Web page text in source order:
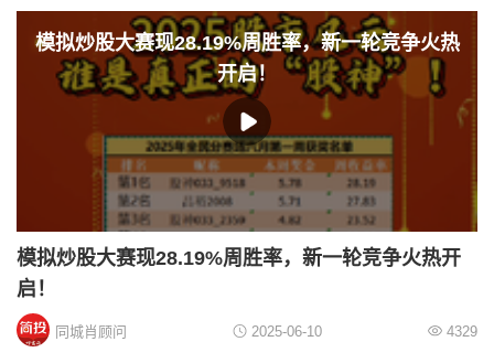
模拟炒股大赛现28.19%周胜率，新一轮竞争火热
开启！
模拟炒股大赛现28.19%周胜率，新一轮竞争火热开
启！
同城肖顾问 2025-06-10 4329